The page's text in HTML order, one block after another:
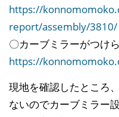
https://
report/assembly/3810/
〇カーブミラーがつけ
https://
現地を確認したところ
ないのでカーブミラー